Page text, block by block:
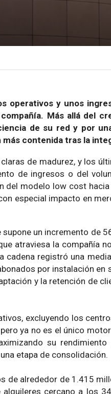
operativos y unos
Más allá del
de su red y por
contenida tras la
de madurez, y los
de ingresos o del
del modelo low cost
especial impacto en
un incremento de
atraviesa la compañía
cadena registró una
por instalación en
y la retención de
excluyendo los
ya no es el único
su rendimiento
etapa de consolidación.
de alrededor de 1.415
cercano a los